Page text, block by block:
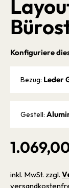
inkl. MwSt. zzgl.
Konfiguriere
Bezug: Leder
Gestell: